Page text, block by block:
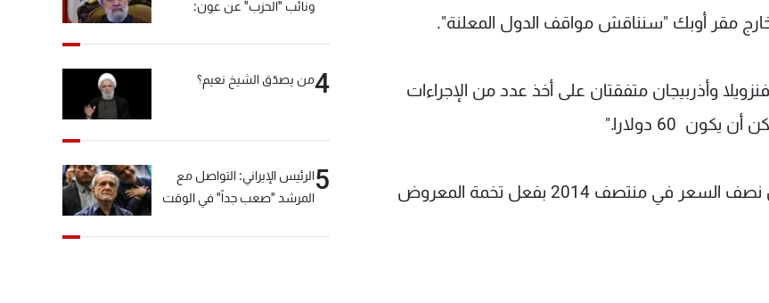
مقر أوبك "سنناقش مواقف الدول المعلنة".
وأذربيجان متفقتان على أخذ عدد من الإجراءات
60 دولارا."
ويجري تداول النفط قرب 50 دولارا للبرميل أي أقل من نصف السعر في منتصف 2014 بفعل تخمة المعروض
ونائب "الحزب" عن عون:
4من يصدّق الشيخ نعيم؟
5الرئيس الإيراني: التواصل مع
المرشد "صعب جداً" في الوقت